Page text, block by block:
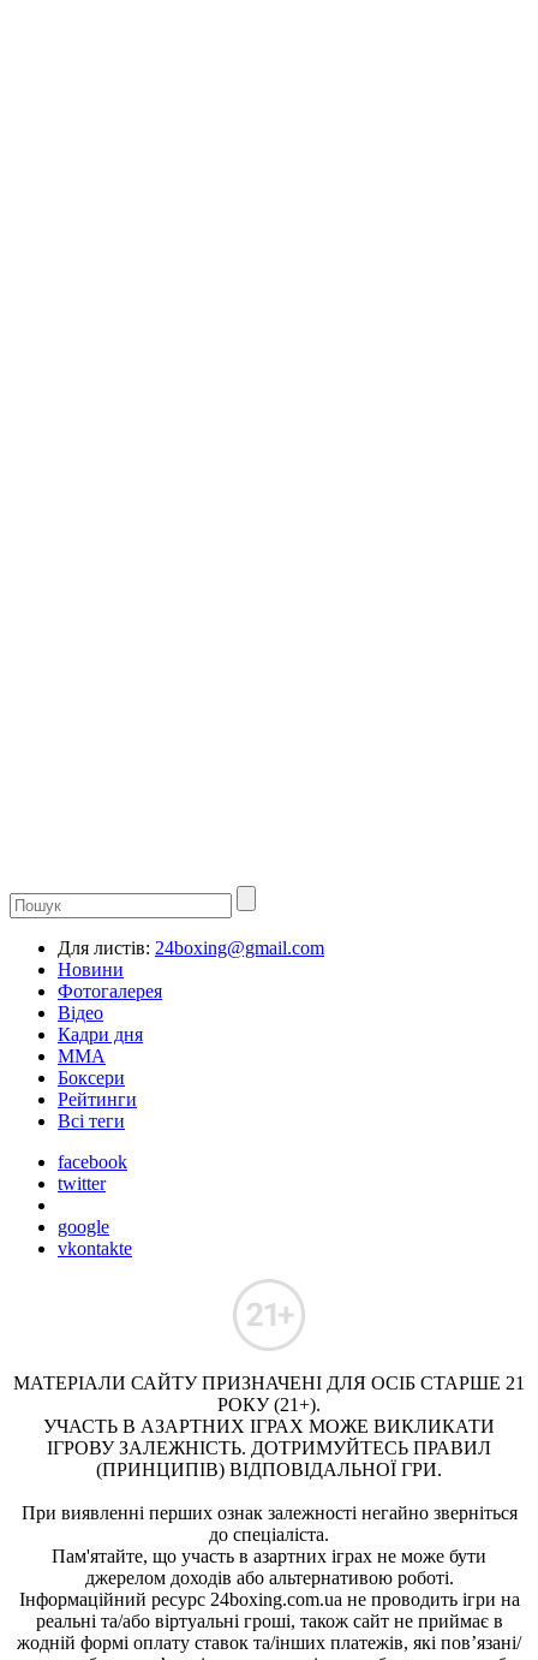
Для листів: 24boxing@gmail.com
Новини
Фотогалерея
Відео
Кадри дня
ММА
Боксери
Рейтинги
Всі теги
facebook
twitter
google
vkontakte
МАТЕРІАЛИ САЙТУ ПРИЗНАЧЕНІ ДЛЯ ОСІБ СТАРШЕ 21
РОКУ (21+).
УЧАСТЬ В АЗАРТНИХ ІГРАХ МОЖЕ ВИКЛИКАТИ
ІГРОВУ ЗАЛЕЖНІСТЬ. ДОТРИМУЙТЕСЬ ПРАВИЛ
(ПРИНЦИПІВ) ВІДПОВІДАЛЬНОЇ ГРИ.
При виявленні перших ознак залежності негайно зверніться
до спеціаліста.
Пам'ятайте, що участь в азартних іграх не може бути
джерелом доходів або альтернативою роботі.
Інформаційний ресурс 24boxing.com.ua не проводить ігри на
реальні та/або віртуальні гроші, також сайт не приймає в
жодній формі оплату ставок та/інших платежів, які пов’язані/